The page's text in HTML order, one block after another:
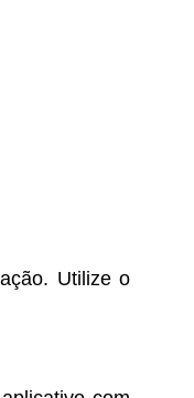
Utilize o